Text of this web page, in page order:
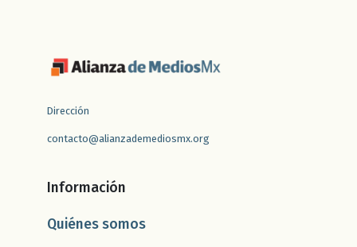
Dirección
contacto@alianzademediosmx.org
Información
Quiénes somos